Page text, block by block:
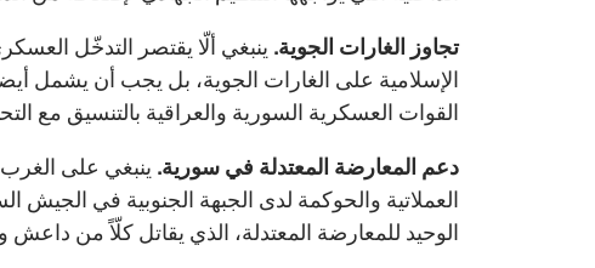
تجاوز الغارات الجوية. ينبغي ألّا يقتصر التدخّل
الإسلامية على الغارات الجوية، بل يجب أن يشمل
القوات العسكرية السورية والعراقية بالتنسيق مع
دعم المعارضة المعتدلة في سورية. ينبغي على
العملاتية والحوكمة لدى الجبهة الجنوبية في الجيش
الوحيد للمعارضة المعتدلة، الذي يقاتل كلّاً من